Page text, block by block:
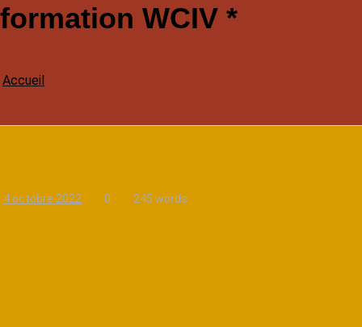
formation WCIV *
Accueil
4 octobre 2022 0 245 words